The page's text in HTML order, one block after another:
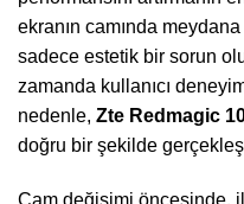
ekranın camında
sadece estetik bir sorun
zamanda kullanıcı
nedenle, Zte Redmagic
doğru bir şekilde
Cam değişimi öncesinde,